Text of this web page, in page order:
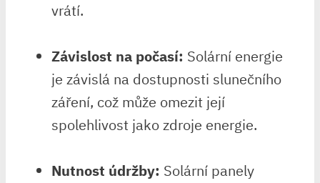
vrátí.
Závislost na počasí: Solární energie
je závislá na dostupnosti slunečního
záření, což může omezit její
spolehlivost jako zdroje energie.
Nutnost údržby: Solární panely